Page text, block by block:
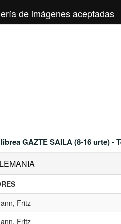
de imágenes aceptadas
GAZTE SAILA (8-16 urte) -
Fritz
Fritz